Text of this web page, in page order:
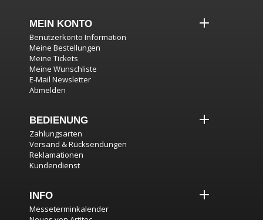
MEIN KONTO
Benutzerkonto Information
Meine Bestellungen
Meine Tickets
Meine Wunschliste
E-Mail Newsletter
Abmelden
BEDIENUNG
Zahlungsarten
Versand & Rücksendungen
Reklamationen
Kundendienst
INFO
Messeterminkalender